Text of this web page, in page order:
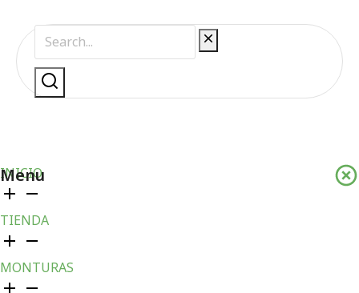
Menu
INICIO
TIENDA
MONTURAS